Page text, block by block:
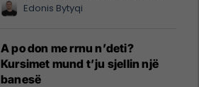
Edonis Bytyqi
A po don me rrnu n’deti?
Kursimet mund t’ju sjellin një
banesë